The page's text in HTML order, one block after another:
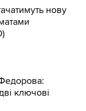
нову
ключові